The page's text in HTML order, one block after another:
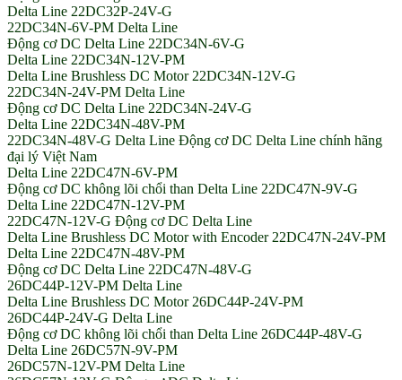
Delta Line 22DC32P-24V-G
22DC34N-6V-PM Delta Line
Động cơ DC Delta Line 22DC34N-6V-G
Delta Line 22DC34N-12V-PM
Delta Line Brushless DC Motor 22DC34N-12V-G
22DC34N-24V-PM Delta Line
Động cơ DC Delta Line 22DC34N-24V-G
Delta Line 22DC34N-48V-PM
22DC34N-48V-G Delta Line Động cơ DC Delta Line chính hãng
đại lý Việt Nam
Delta Line 22DC47N-6V-PM
Động cơ DC không lõi chổi than Delta Line 22DC47N-9V-G
Delta Line 22DC47N-12V-PM
22DC47N-12V-G Động cơ DC Delta Line
Delta Line Brushless DC Motor with Encoder 22DC47N-24V-PM
Delta Line 22DC47N-48V-PM
Động cơ DC Delta Line 22DC47N-48V-G
26DC44P-12V-PM Delta Line
Delta Line Brushless DC Motor 26DC44P-24V-PM
26DC44P-24V-G Delta Line
Động cơ DC không lõi chổi than Delta Line 26DC44P-48V-G
Delta Line 26DC57N-9V-PM
26DC57N-12V-PM Delta Line